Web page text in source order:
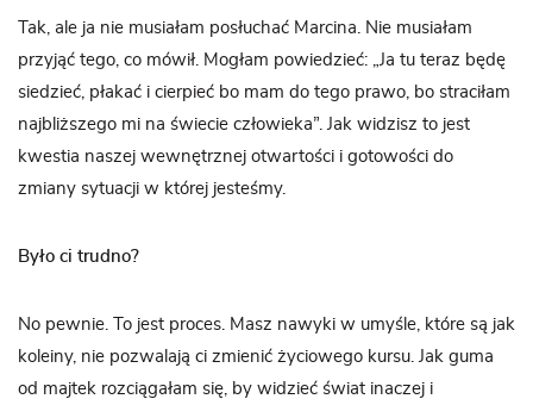
Tak, ale ja nie musiałam posłuchać Marcina. Nie musiałam
przyjąć tego, co mówił. Mogłam powiedzieć: „Ja tu teraz będę
siedzieć, płakać i cierpieć bo mam do tego prawo, bo straciłam
najbliższego mi na świecie człowieka”. Jak widzisz to jest
kwestia naszej wewnętrznej otwartości i gotowości do
zmiany sytuacji w której jesteśmy.
Było ci trudno?
No pewnie. To jest proces. Masz nawyki w umyśle, które są jak
koleiny, nie pozwalają ci zmienić życiowego kursu. Jak guma
od majtek rozciągałam się, by widzieć świat inaczej i